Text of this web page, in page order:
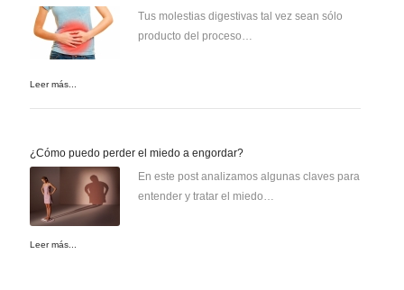
Tus molestias digestivas tal vez sean sólo
producto del proceso…
Leer más...
¿Cómo puedo perder el miedo a engordar?
En este post analizamos algunas claves para
entender y tratar el miedo…
Leer más...